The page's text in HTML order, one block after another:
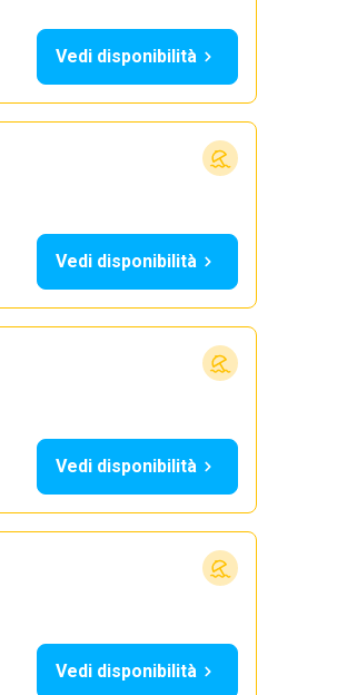
Vedi disponibilità
Vedi disponibilità
Vedi disponibilità
Vedi disponibilità